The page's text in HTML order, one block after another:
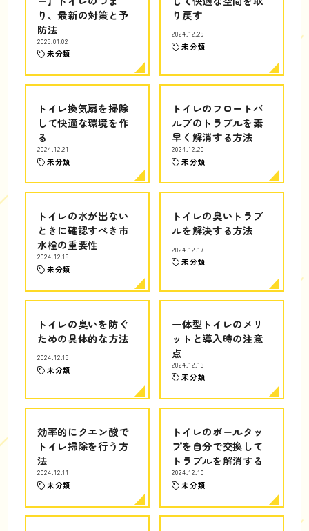
り、最新の対策と予
防法
2025.01.02
未分類
り戻す
2024.12.29
未分類
トイレ換気扇を掃除
して快適な環境を作
る
2024.12.21
未分類
トイレのフロートバ
ルブのトラブルを素
早く解消する方法
2024.12.20
未分類
トイレの水が出ない
ときに確認すべき市
水栓の重要性
2024.12.18
未分類
トイレの臭いトラブ
ルを解決する方法
2024.12.17
未分類
トイレの臭いを防ぐ
ための具体的な方法
2024.12.15
未分類
一体型トイレのメリ
ットと導入時の注意
点
2024.12.13
未分類
効率的にクエン酸で
トイレ掃除を行う方
法
2024.12.11
未分類
トイレのボールタッ
プを自分で交換して
トラブルを解消する
2024.12.10
未分類